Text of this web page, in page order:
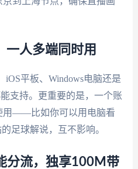
一人多端同时用
iOS平板、Windows电脑还是
支持。更重要的是，一个账
用——比如你可以用电脑看
足球解说，互不影响。
分流，独享100M带